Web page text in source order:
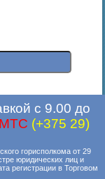
с 9.00 до
MTC (+375 29)
горисполкома от 29
юридических лиц и
регистрации в Торговом